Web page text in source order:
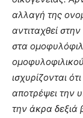
αλλαγή της
αντιταχθεί
στα
ισχυρίζονται
αποτρέψει την
την άκρα δεξιά